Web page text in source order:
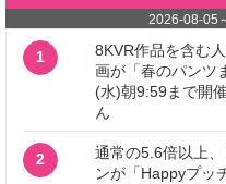
2026-08-05
1
8KVR作品を含む
画が「春のパンツ
(水)朝9:59まで開
ん
2
通常の5.6倍以上
ンが「Happyプッ